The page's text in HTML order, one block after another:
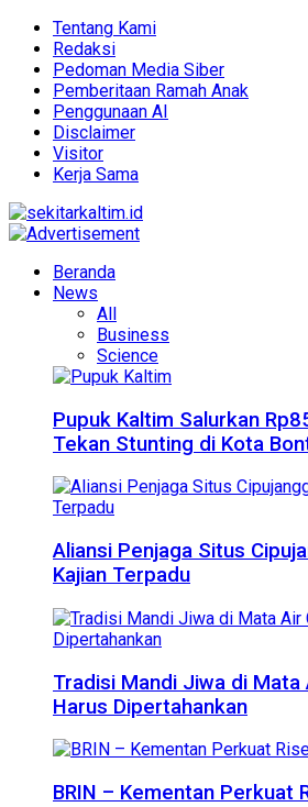
Tentang Kami
Redaksi
Pedoman Media Siber
Pemberitaan Ramah Anak
Penggunaan AI
Disclaimer
Visitor
Kerja Sama
Beranda
News
All
Business
Science
Pupuk Kaltim Salurkan
Tekan Stunting di Kota
Aliansi Penjaga Situs
Kajian Terpadu
Tradisi Mandi Jiwa di Mata
Harus Dipertahankan
BRIN – Kementan Perkuat